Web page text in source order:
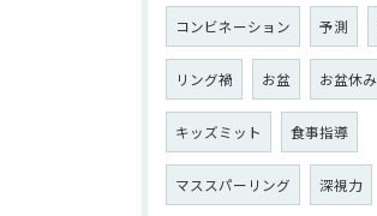
コンビネーション 予測
リング禍 お盆 お盆休み
キッズミット 食事指導
マススパーリング 深視力